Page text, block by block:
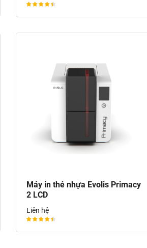
Máy in thẻ nhựa Evolis Primacy
2 LCD
Liên hệ